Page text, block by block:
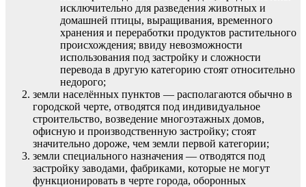
исключительно для разведения животных и
домашней птицы, выращивания, временного
хранения и переработки продуктов растительного
происхождения; ввиду невозможности
использования под застройку и сложности
перевода в другую категорию стоят относительно
недорого;
земли населённых пунктов — располагаются обычно в
городской черте, отводятся под индивидуальное
строительство, возведение многоэтажных домов,
офисную и производственную застройку; стоят
значительно дороже, чем земли первой категории;
земли специального назначения — отводятся под
застройку заводами, фабриками, которые не могут
функционировать в черте города, оборонных